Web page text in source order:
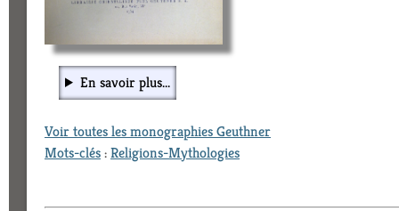
En savoir plus...
Voir toutes les monographies Geuthner
Mots-clés:Religions-Mythologies